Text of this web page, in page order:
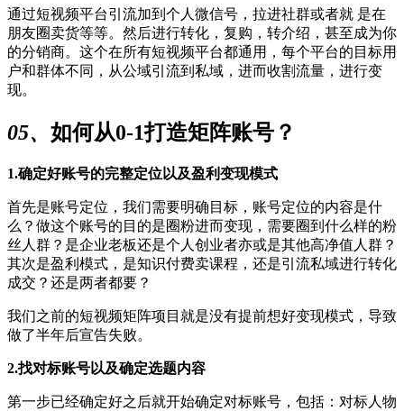
通过短视频平台引流加到个人微信号，拉进社群或者就 是在
朋友圈卖货等等。然后进行转化，复购，转介绍，甚至成为你
的分销商。这个在所有短视频平台都通用，每个平台的目标用
户和群体不同，从公域引流到私域，进而收割流量，进行变
现。
05、 如何从0-1打造矩阵账号？
1.确定好账号的完整定位以及盈利变现模式
首先是账号定位，我们需要明确目标，账号定位的内容是什
么？做这个账号的目的是圈粉进而变现，需要圈到什么样的粉
丝人群？是企业老板还是个人创业者亦或是其他高净值人群？
其次是盈利模式，是知识付费卖课程，还是引流私域进行转化
成交？还是两者都要？
我们之前的短视频矩阵项目就是没有提前想好变现模式，导致
做了半年后宣告失败。
2.找对标账号以及确定选题内容
第一步已经确定好之后就开始确定对标账号，包括：对标人物